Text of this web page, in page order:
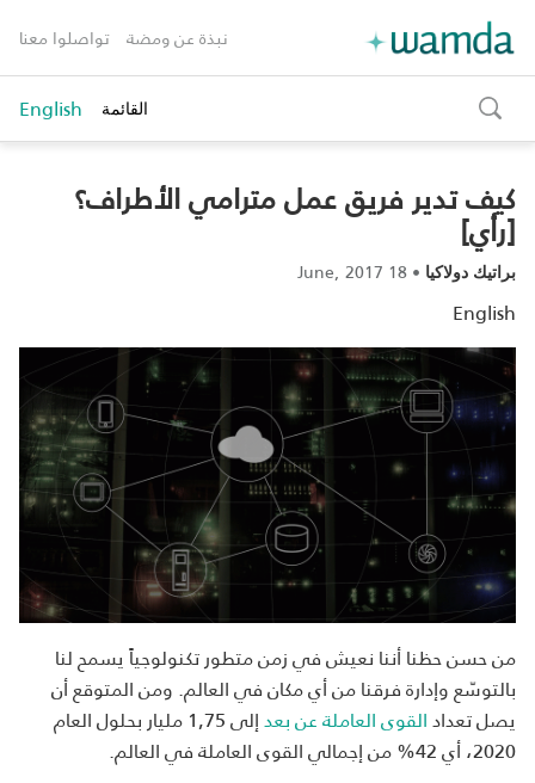
نبذة عن ومضة تواصلوا معنا
toggle
search
القائمة English
كيف تدير فريق عمل مترامي الأطراف؟
[رأي]
براتيك دولاكيا •
18 June, 2017
English
من حسن حظنا أننا نعيش في زمن متطور تكنولوجياً يسمح لنا
بالتوسّع وإدارة فرقنا من أي مكان في العالم. ومن المتوقع أن
يصل تعدادالقوى العاملة عن بعد
إلى 1,75 مليار بحلول العام
2020، أي 42% من إجمالي القوى العاملة في العالم.